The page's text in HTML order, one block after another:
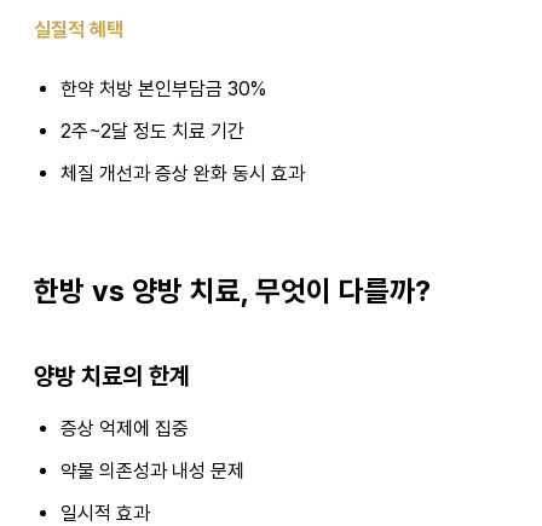
실질적 혜택
한약 처방 본인부담금 30%
2주~2달 정도 치료 기간
체질 개선과 증상 완화 동시 효과
한방 vs 양방 치료, 무엇이 다를까?
양방 치료의 한계
증상 억제에 집중
약물 의존성과 내성 문제
일시적 효과